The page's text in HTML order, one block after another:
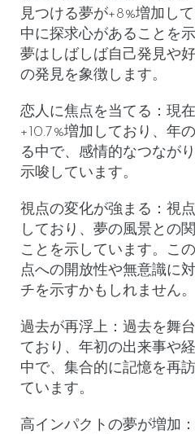
見つける夢が+8%増加し
中に探求心があることを
夢はしばしば自己発見や
の発見を象徴します。
恋人に焦点を当てる ：現
+10.7%増加しており、年
る中で、感情的なつなが
示唆しています。
視点の変化が強まる ：視
しており、夢の風景との
ことを示しています。こ
点への開放性や無意識に
チを示すかもしれません。
過去が再浮上 ：過去を舞
ており、年初の出来事や
中で、集合的に記憶を再
ています。
高インパクトの夢が増加